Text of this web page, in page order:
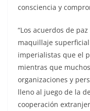
consciencia y
“Los acuerdos de
maquillaje
imperialistas que el
mientras que
organizaciones y
lleno al juego de la
cooperación